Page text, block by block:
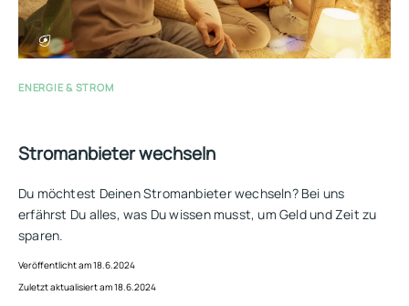
ENERGIE & STROM
Stromanbieter wechseln
Du möchtest Deinen Stromanbieter wechseln? Bei uns
erfährst Du alles, was Du wissen musst, um Geld und Zeit zu
sparen.
Veröffentlicht am 18.6.2024
Zuletzt aktualisiert am 18.6.2024